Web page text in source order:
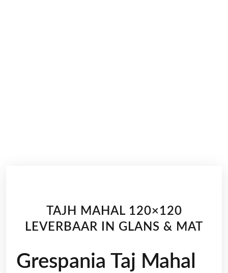
TAJH MAHAL 120×120
LEVERBAAR IN GLANS & MAT
Grespania Taj Mahal